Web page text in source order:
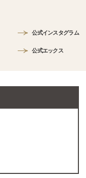
公式インスタグラム
公式エックス